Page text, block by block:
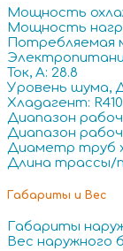
Мощность
Мощность
Потребляемая
Ток, А: 28.8
Уровень шума,
Хладагент:
Диапазон
Диапазон
Диаметр труб
Длина трассы/
Габариты и Вес
Габариты
Вес наружного